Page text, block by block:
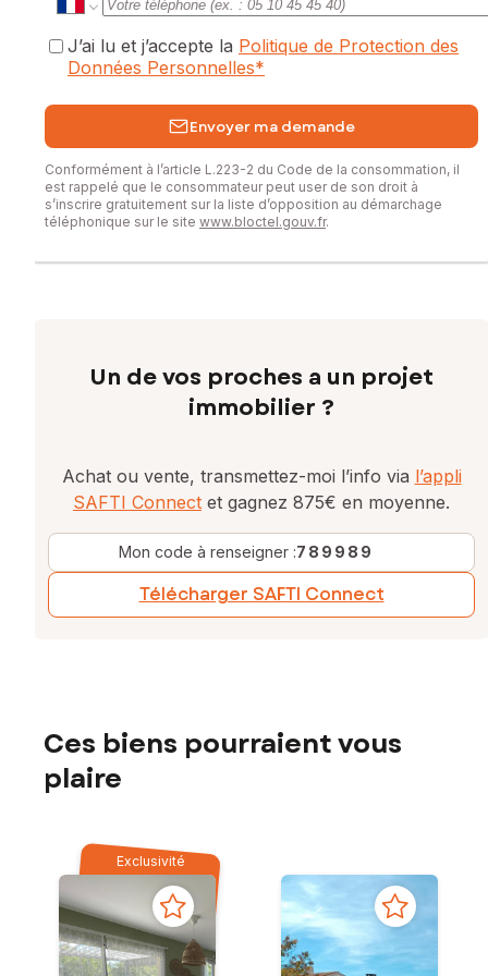
J’ai lu et j’accepte la Politique de Protection des
Données Personnelles*
Envoyer ma demande
Conformément à l’article L.223-2 du Code de la consommation, il
est rappelé que le consommateur peut user de son droit à
s’inscrire gratuitement sur la liste d’opposition au démarchage
téléphonique sur le site www.bloctel.gouv.fr.
Un de vos proches a un projet
immobilier ?
Achat ou vente, transmettez-moi l’info via l’appli
SAFTI Connect et gagnez 875€ en moyenne.
Mon code à renseigner :789989
Télécharger SAFTI Connect
Ces biens pourraient vous
plaire
Exclusivité